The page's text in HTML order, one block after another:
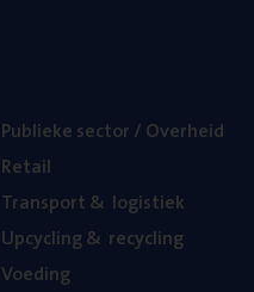
Publie­ke sec­tor / Overheid
Retail
Trans­port& logistiek
Upcy­cling& recycling
Voe­ding